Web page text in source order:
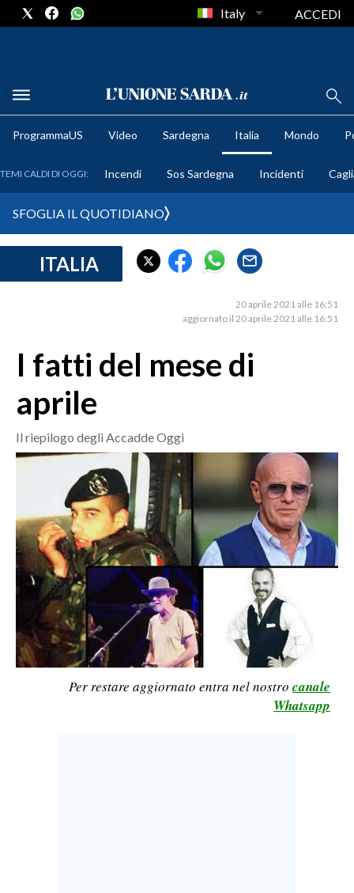
METEO
CRONACA SARDEGNA
MEDIO CAMPIDANO
SASSARI E PROVINCIA
GALLURA
NUORO E PROVINCIA
CRONACA
ITALIA
MONDO
POLITICA
ECONOMIA
Italy ACCEDI
ProgrammaUS Video Sardegna Italia Mondo
TEMI CALDI DI OGGI: Incendi Sos Sardegna Incidenti
SFOGLIA IL QUOTIDIANO
ITALIA
20 aprile 2021 alle 16:51
aggiornato il 20 aprile 2021 alle 16:51
I fatti del mese di
aprile
Il riepilogo degli Accadde Oggi
Per restare aggiornato entra nel nostro canale
Whatsapp